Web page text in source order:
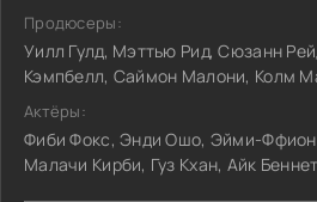
Продюсеры:
Уилл Гулд, Мэттью Рид, Сюзанн
Кэмпбелл, Саймон Малони, Колм
Актёры:
Фиби Фокс, Энди Ошо, Эйми-Ффион
Малачи Кирби, Гуз Кхан, Айк